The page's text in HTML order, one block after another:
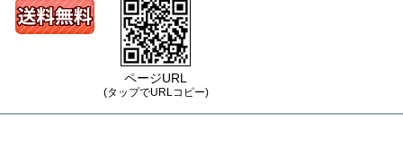
ページURL
(タップでURLコピー)